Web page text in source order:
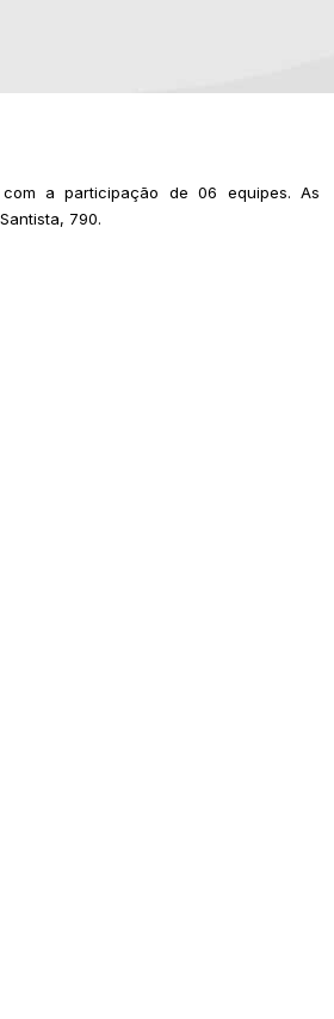
a participação de 06 equipes. As
790.